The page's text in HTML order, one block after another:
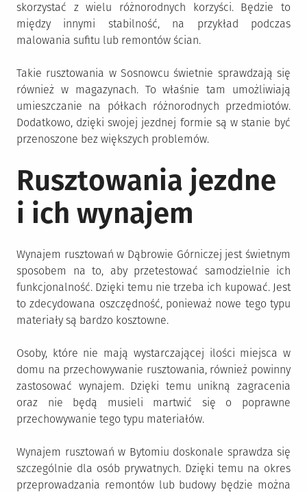
skorzystać z wielu różnorodnych korzyści. Będzie to
między innymi stabilność, na przykład podczas
malowania sufitu lub remontów ścian.
Takie rusztowania w Sosnowcu świetnie sprawdzają się
również w magazynach. To właśnie tam umożliwiają
umieszczanie na półkach różnorodnych przedmiotów.
Dodatkowo, dzięki swojej jezdnej formie są w stanie być
przenoszone bez większych problemów.
Rusztowania jezdne
i ich wynajem
Wynajem rusztowań w Dąbrowie Górniczej jest świetnym
sposobem na to, aby przetestować samodzielnie ich
funkcjonalność. Dzięki temu nie trzeba ich kupować. Jest
to zdecydowana oszczędność, ponieważ nowe tego typu
materiały są bardzo kosztowne.
Osoby, które nie mają wystarczającej ilości miejsca w
domu na przechowywanie rusztowania, również powinny
zastosować wynajem. Dzięki temu unikną zagracenia
oraz nie będą musieli martwić się o poprawne
przechowywanie tego typu materiałów.
Wynajem rusztowań w Bytomiu doskonale sprawdza się
szczególnie dla osób prywatnych. Dzięki temu na okres
przeprowadzania remontów lub budowy będzie można